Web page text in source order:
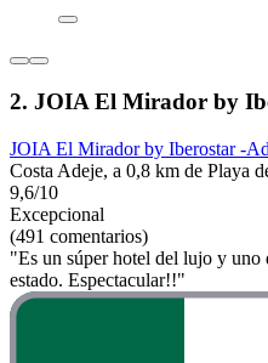
2. JOIA El Mirador by
JOIA El Mirador by Iberostar -
Costa Adeje, a 0,8 km de Playa
9,6/10
Excepcional
(491 comentarios)
"Es un súper hotel del lujo y uno
estado. Espectacular!!"